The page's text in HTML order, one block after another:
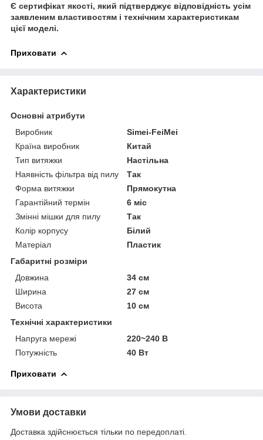
Є сертифікат якості, який підтверджує відповідність усім
заявленим властивостям і технічним характеристикам
цієї моделі.
Приховати
Характеристики
Основні атрибути
Виробник
Simei-FeiMei
Країна виробник
Китай
Тип витяжки
Настільна
Наявність фільтра від пилу
Так
Форма витяжки
Прямокутна
Гарантійний термін
6 міс
Змінні мішки для пилу
Так
Колір корпусу
Білий
Матеріал
Пластик
Габаритні розміри
Довжина
34 см
Ширина
27 см
Висота
10 см
Технічні характеристики
Напруга мережі
220~240 В
Потужність
40 Вт
Приховати
Умови доставки
Доставка здійснюється тільки по передоплаті.